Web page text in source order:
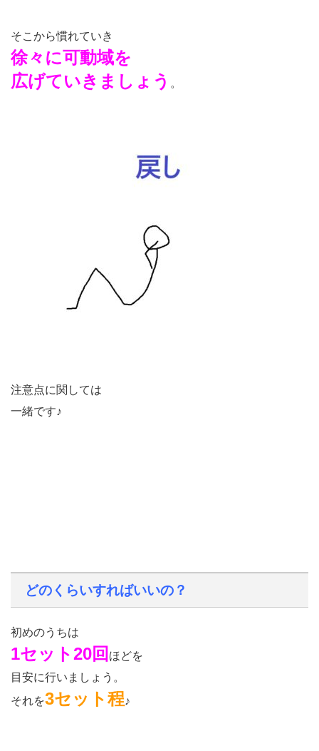
そこから慣れていき
徐々に可動域を
広げていきましょう 。
注意点に関しては
一緒です♪
どのくらいすればいいの？
初めのうちは
1セット20回 ほどを
目安に行いましょう。
それを3セット程♪